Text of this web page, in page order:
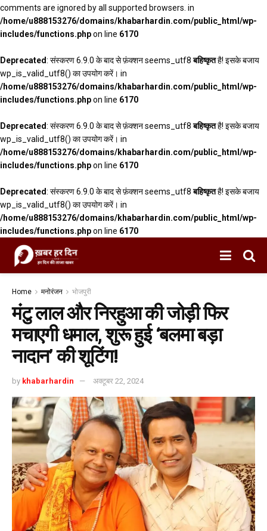
comments are ignored by all supported browsers. in
/home/u888153276/domains/khabarhardin.com/public_html/wp-
includes/functions.phpon line 6170
Deprecated: संस्करण 6.9.0 के बाद से फ़ंक्शन seems_utf8बहिष्कृतहै! इसके बजाय
wp_is_valid_utf8() का उपयोग करें। in
/home/u888153276/domains/khabarhardin.com/public_html/wp-
includes/functions.phpon line 6170
Deprecated: संस्करण 6.9.0 के बाद से फ़ंक्शन seems_utf8बहिष्कृतहै! इसके बजाय
wp_is_valid_utf8() का उपयोग करें। in
/home/u888153276/domains/khabarhardin.com/public_html/wp-
includes/functions.phpon line 6170
Deprecated: संस्करण 6.9.0 के बाद से फ़ंक्शन seems_utf8बहिष्कृतहै! इसके बजाय
wp_is_valid_utf8() का उपयोग करें। in
/home/u888153276/domains/khabarhardin.com/public_html/wp-
includes/functions.phpon line 6170
Home मनोरंजन भोजपुरी
मंटु लाल और निरहुआ की जोड़ी फिर
मचाएगी धमाल, शुरू हुई ‘बलमा बड़ा
नादान’ की शूटिंग!
by khabarhardin अक्टूबर 22, 2024